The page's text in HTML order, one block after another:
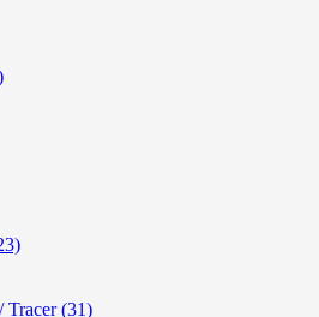
Tracer (31)